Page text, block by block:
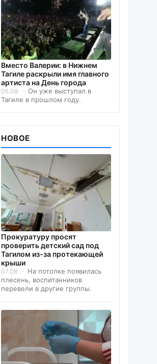
Вместо Валерии: в Нижнем
Тагиле раскрыли имя главного
артиста на День города
05.08
Он уже выступал в
Тагиле в прошлом году.
НОВОЕ
Прокуратуру просят
проверить детский сад под
Тагилом из-за протекающей
крыши
07.08
На потолке появилась
плесень, воспитанников
перевели в другие группы.